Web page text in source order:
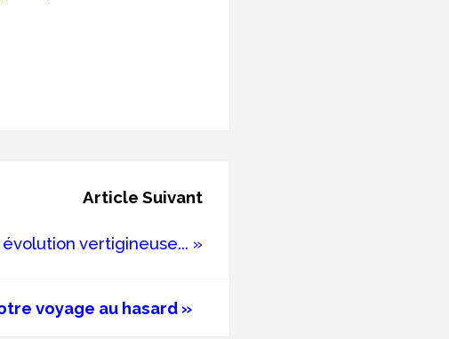
Article Suivant
évolution vertigineuse... »
voyage au hasard »